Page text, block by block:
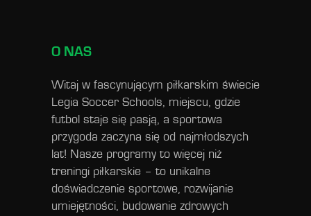
O NAS
Witaj w fascynującym piłkarskim świecie
Legia Soccer Schools, miejscu, gdzie
futbol staje się pasją, a sportowa
przygoda zaczyna się od najmłodszych
lat! Nasze programy to więcej niż
treningi piłkarskie – to unikalne
doświadczenie sportowe, rozwijanie
umiejętności, budowanie zdrowych